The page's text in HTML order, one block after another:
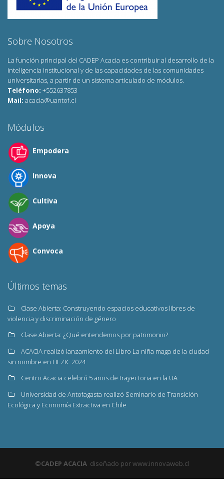
Sobre Nosotros
La función principal del CADEP Acacia es contribuir al desarrollo de la
inteligencia institucional y de las capacidades de las comunidades
universitarias, a partir de un sistema articulado de módulos.
Teléfono: +552637853
Mail: acacia@uantof.cl
Módulos
Empodera
Innova
Cultiva
Apoya
Convoca
Últimos temas
Clase Abierta: Construyendo espacios educativos libres de
violencia y discriminación de género
Clase Abierta: ¿Qué entendemos por patrimonio?
ACACIA realizó lanzamiento del Libro La niña maga de la ciudad
sin nombre en FILZIC 2024
Centro Acacia celebró 5 años de trayectoria en la UA
Universidad de Antofagasta realizó Seminario de Transición
Ecológica y Economía Extractiva en Chile
©CADEP ACACIA diseñado por www.innovaweb.cl